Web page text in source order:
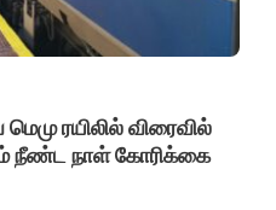
ரயிலில் விரைவில்
நீண்ட நாள் கோரிக்கை